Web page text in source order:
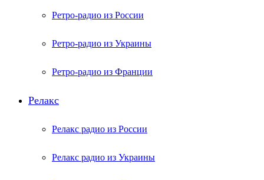
Ретро-радио из России
Ретро-радио из Украины
Ретро-радио из Франции
Релакс
Релакс радио из России
Релакс радио из Украины